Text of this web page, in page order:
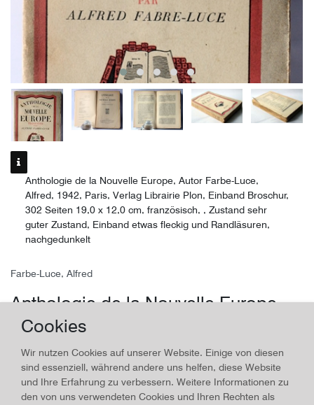
Anthologie de la Nouvelle Europe, Autor Farbe-Luce,
Alfred, 1942, Paris, Verlag Librairie Plon, Einband Broschur,
302 Seiten 19,0 x 12,0 cm, französisch, , Zustand sehr
guter Zustand, Einband etwas fleckig und Randläsuren,
nachgedunkelt
Farbe-Luce, Alfred
Anthologie de la Nouvelle Europe
Land/Ort:Paris, Erscheinungsjahr:
Technisches
Merkmal
Wert
Art.-ID 27387
Beschreibung
Cookies
Wir nutzen Cookies auf unserer Website. Einige von diesen
sind essenziell, während andere uns helfen, diese Website
und Ihre Erfahrung zu verbessern. Weitere Informationen zu
den von uns verwendeten Cookies und Ihren Rechten als